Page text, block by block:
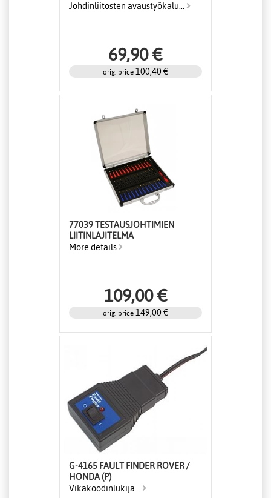
Johdinliitosten avaustyökalu...
69,90 €
orig. price 100,40 €
77039 TESTAUSJOHTIMIEN
LIITINLAJITELMA
More details
109,00 €
orig. price 149,00 €
G-4165 FAULT FINDER ROVER /
HONDA (P)
Vikakoodinlukija...